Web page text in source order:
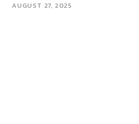
AUGUST 27, 2025